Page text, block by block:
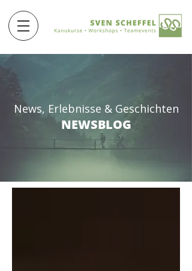
News, Erlebnisse & Geschichten
NEWSBLOG